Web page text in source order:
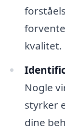
kvalitet.
Nogle
styrker
dine